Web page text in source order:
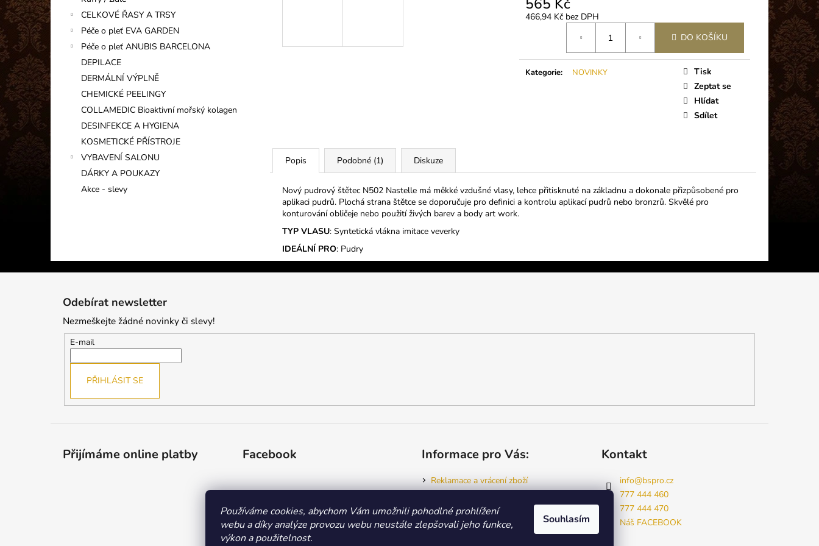
Používáme cookies, abychom Vám umožnili pohodlné prohlížení
webu a díky analýze provozu webu neustále zlepšovali jeho funkce,
výkon a použitelnost.
Souhlasím
l
CELKOVÉ ŘASY A TRSY
Péče o pleť EVA GARDEN
Péče o pleť ANUBIS BARCELONA
DEPILACE
DERMÁLNÍ VÝPLNĚ
CHEMICKÉ PEELINGY
COLLAMEDIC Bioaktivní mořský kolagen
DESINFEKCE A HYGIENA
KOSMETICKÉ PŘÍSTROJE
VYBAVENÍ SALONU
DÁRKY A POUKAZY
Akce - slevy
466,94 Kč bez DPH
DO KOŠÍKU
Kategorie: NOVINKY
Tisk
Zeptat se
Hlídat
Sdílet
Popis Podobné (1) Diskuze
Nový pudrový štětec N502 Nastelle má měkké vzdušné vlasy, lehce přitisknuté na základnu a dokonale přizpůsobené pro
aplikaci pudrů. Plochá strana štětce se doporučuje pro definici a kontrolu aplikací pudrů nebo bronzrů. Skvělé pro
konturování obličeje nebo použití živých barev a body art work.
TYP VLASU: Syntetická vlákna imitace veverky
IDEÁLNÍ PRO: Pudry
1 Kč
Odebírat newsletter
Nezmeškejte žádné novinky či slevy!
E-mail
PŘIHLÁSIT SE
Přijímáme online platby Facebook Informace pro Vás:
Reklamace a vrácení zboží
Obchodní podmínky
GDPR - osobní údaje
Kontakt
info@bspro.cz
777 444 460
777 444 470
Náš FACEBOOK